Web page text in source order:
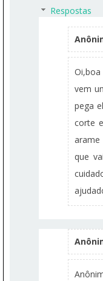
Respostas
vem
pega
corte
que